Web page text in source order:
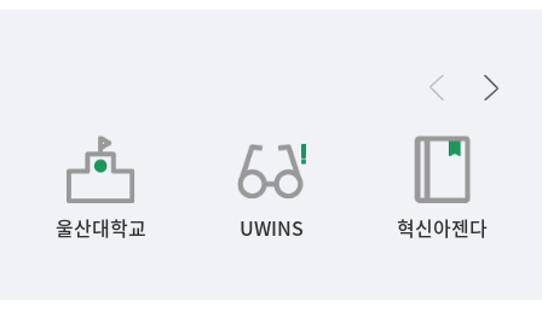
울산대학교 UWINS 혁신아젠다